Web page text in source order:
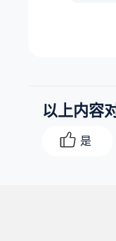
以上内容
是